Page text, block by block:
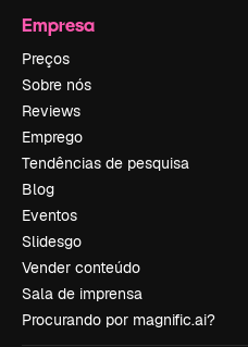
Empresa
Preços
Sobre nós
Reviews
Emprego
Tendências de pesquisa
Blog
Eventos
Slidesgo
Vender conteúdo
Sala de imprensa
Procurando por magnific.ai?